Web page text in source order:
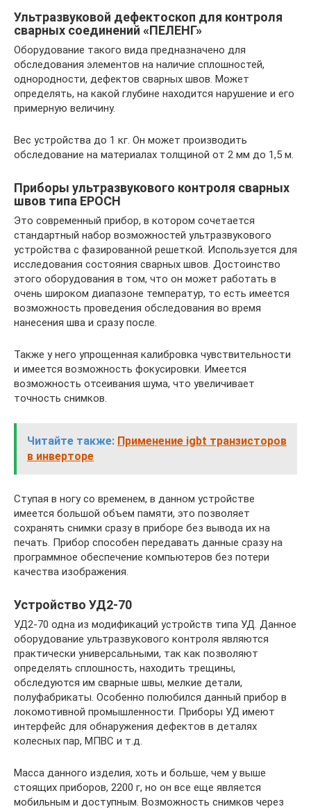
Ультразвуковой дефектоскоп для контроля
сварных соединений «ПЕЛЕНГ»
Оборудование такого вида предназначено для
обследования элементов на наличие сплошностей,
однородности, дефектов сварных швов. Может
определять, на какой глубине находится нарушение и его
примерную величину.
Вес устройства до 1 кг. Он может производить
обследование на материалах толщиной от 2 мм до 1,5 м.
Приборы ультразвукового контроля сварных
швов типа EPOCH
Это современный прибор, в котором сочетается
стандартный набор возможностей ультразвукового
устройства с фазированной решеткой. Используется для
исследования состояния сварных швов. Достоинство
этого оборудования в том, что он может работать в
очень широком диапазоне температур, то есть имеется
возможность проведения обследования во время
нанесения шва и сразу после.
Также у него упрощенная калибровка чувствительности
и имеется возможность фокусировки. Имеется
возможность отсеивания шума, что увеличивает
точность снимков.
Читайте также: Применение igbt транзисторов
в инверторе
Ступая в ногу со временем, в данном устройстве
имеется большой объем памяти, это позволяет
сохранять снимки сразу в приборе без вывода их на
печать. Прибор способен передавать данные сразу на
программное обеспечение компьютеров без потери
качества изображения.
Устройство УД2-70
УД2-70 одна из модификаций устройств типа УД. Данное
оборудование ультразвукового контроля являются
практически универсальными, так как позволяют
определять сплошность, находить трещины,
обследуются им сварные швы, мелкие детали,
полуфабрикаты. Особенно полюбился данный прибор в
локомотивной промышленности. Приборы УД имеют
интерфейс для обнаружения дефектов в деталях
колесных пар, МПВС и т.д.
Масса данного изделия, хоть и больше, чем у выше
стоящих приборов, 2200 г, но он все еще является
мобильным и доступным. Возможность снимков через